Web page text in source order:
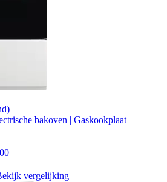
bakoven | Gaskookplaat
vergelijking